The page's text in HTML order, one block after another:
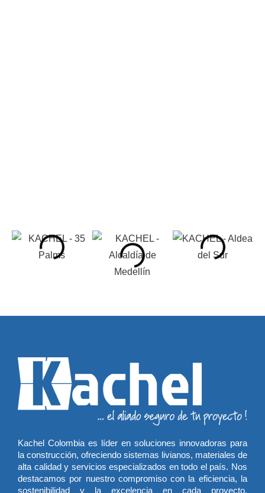
Kachel Colombia es líder en soluciones innovadoras para
la construcción, ofreciendo sistemas livianos, materiales de
alta calidad y servicios especializados en todo el país. Nos
destacamos por nuestro compromiso con la eficiencia, la
sostenibilidad y la excelencia en cada proyecto,